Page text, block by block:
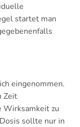
startet man
eingenommen.
Zeit
Wirksamkeit zu
sollte nur in